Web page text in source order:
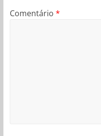
Comentário *